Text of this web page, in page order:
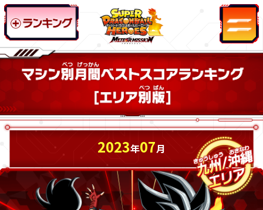
2023年07月